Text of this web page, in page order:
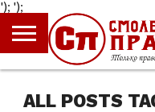
');
ГЛАВНАЯ
НОВОСТИ
ПРОИСШЕСТВИЯ
ПОЛИТИКА
КУЛЬТУРА
ЭКОНОМИКА
ОБЩЕСТВО
БЛОГИ
ALL POSTS
');